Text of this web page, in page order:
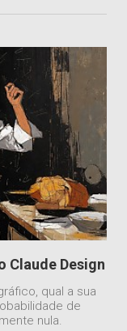
Claude Design
qual a sua
de
nula.